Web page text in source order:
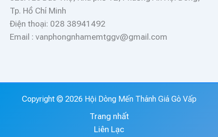
Tp. Hồ Chí Minh
Điện thoại: 028 38941492
Email : vanphongnhamemtggv@gmail.com
Copyright © 2026 Hội Dòng Mến Thánh Giá Gò Vấp
Trang nhất
Liên Lạc